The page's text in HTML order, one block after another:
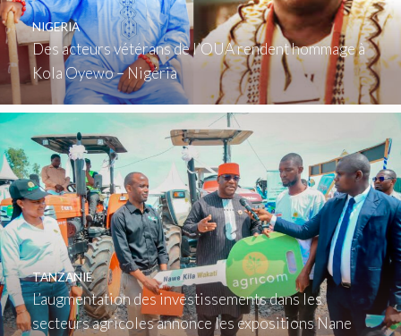
Des acteurs vétérans de l’OUA rendent hommage à
Kola Oyewo – Nigéria
NIGERIA
L’augmentation des investissements dans les
secteurs agricoles annonce les expositions Nane
TANZANIE